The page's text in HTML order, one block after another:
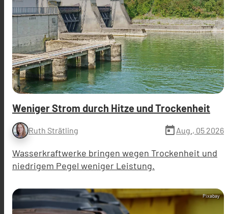
Weniger Strom durch Hitze und Trockenheit
Ruth Strätling today Aug., 05 2026
Wasserkraftwerke bringen wegen Trockenheit und
niedrigem Pegel weniger Leistung.
Pixabay